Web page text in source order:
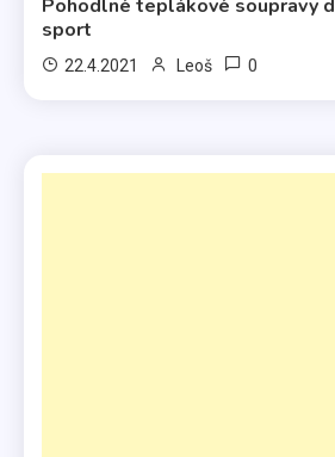
Pohodlné teplákové soupravy
sport
22.4.2021 Leoš 0